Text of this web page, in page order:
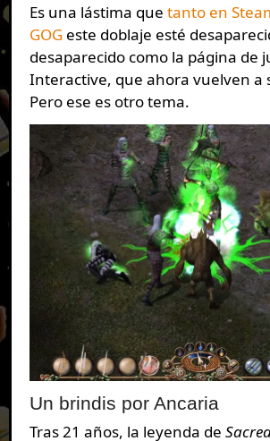
Es una lástima que tanto en
GOGeste doblaje esté
desaparecido como la página de
Interactive, que ahora vuelven a
Pero ese es otro tema.
Un brindis por Ancaria
Tras 21 años, la leyenda de